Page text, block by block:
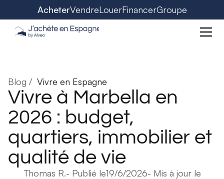
AcheterVendreLouerFinancerGroupe
Blog / Vivre en Espagne
Vivre à Marbella en
2026 : budget,
quartiers, immobilier et
qualité de vie
Thomas R.- Publié le19/6/2026- Mis à jour le